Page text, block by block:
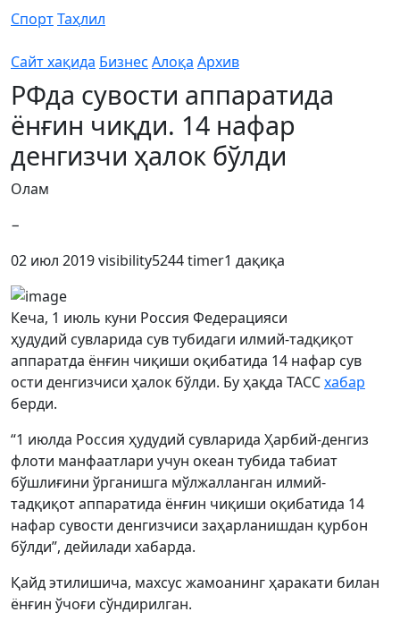
СпортТаҳлил
Сайт хақида Бизнес Алоқа Архив
РФда сувости аппаратида
ёнғин чиқди. 14 нафар
денгизчи ҳалок бўлди
Олам
−
02 июл 2019visibility5244timer1 дақиқа
Кеча, 1 июль куни Россия Федерацияси
ҳудудий сувларида сув тубидаги илмий-тадқиқот
аппаратда ёнғин чиқиши оқибатида 14 нафар сув
ости денгизчиси ҳалок бўлди. Бу ҳақда ТАССхабар
берди.
“1 июлда Россия ҳудудий сувларида Ҳарбий-денгиз
флоти манфаатлари учун океан тубида табиат
бўшлиғини ўрганишга мўлжалланган илмий-
тадқиқот аппаратида ёнғин чиқиши оқибатида 14
нафар сувости денгизчиси заҳарланишдан қурбон
бўлди”, дейилади хабарда.
Қайд этилишича, махсус жамоанинг ҳаракати билан
ёнғин ўчоғи сўндирилган.